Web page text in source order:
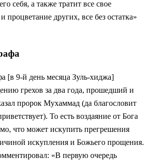
себя, а также тратит все свое
процветание других, все без остатка»
[в 9-й день месяца Зуль-хиджа]
грехов за два года, прошедший и
пророк Мухаммад (да благословит
То есть воздаяние от Бога
что может искупить прегрешения
искупления и Божьего прощения.
«В первую очередь